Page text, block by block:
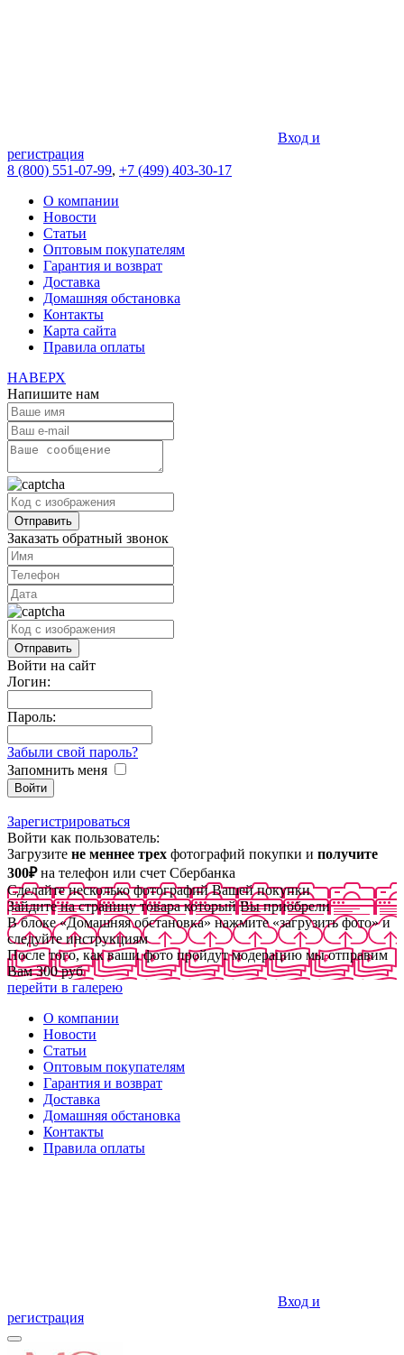
Вход и
регистрация
8 (800) 551-07-99, +7 (499) 403-30-17
О компании
Новости
Статьи
Оптовым покупателям
Гарантия и возврат
Доставка
Домашняя обстановка
Контакты
Карта сайта
Правила оплаты
НАВЕРХ
Напишите нам
Заказать обратный звонок
Войти на сайт
Логин:
Пароль:
Забыли свой пароль?
Запомнить меня
Зарегистрироваться
Войти как пользователь:
Загрузите не меннее трех фотографий покупки и получите
300₽на телефон или счет Сбербанка
Сделайте несколько фотографий Вашей покупки
Зайдите на страницу товара который Вы приобрели
В блоке «Домашняя обстановка» нажмите «загрузить фото» и
следуйте инструкциям
После того, как ваши фото пройдут модерацию мы отправим
Вам 300 руб
перейти в галерею
О компании
Новости
Статьи
Оптовым покупателям
Гарантия и возврат
Доставка
Домашняя обстановка
Контакты
Правила оплаты
Вход и
регистрация